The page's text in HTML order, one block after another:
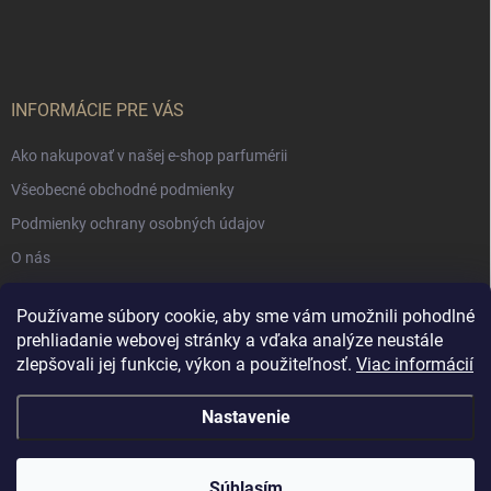
Používame súbory cookie, aby sme vám umožnili pohodlné
prehliadanie webovej stránky a vďaka analýze neustále
zlepšovali jej funkcie, výkon a použiteľnosť. Viac informácií
Nastavenie
INFORMÁCIE PRE VÁS
Ako nakupovať v našej e-shop parfumérii
Všeobecné obchodné podmienky
Podmienky ochrany osobných údajov
O nás
NÁKUPNÝ KOŠÍK
0 ks /€0
Muschio Perfumery